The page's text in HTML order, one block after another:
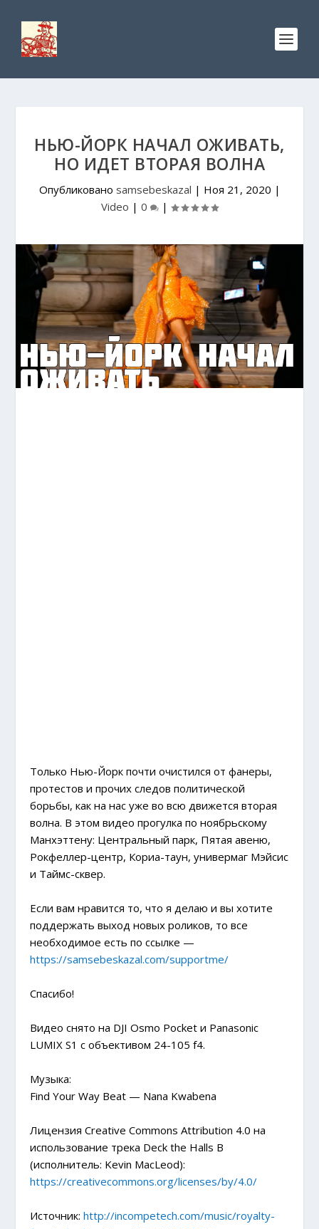
НЬЮ-ЙОРК НАЧАЛ ОЖИВАТЬ,
НО ИДЕТ ВТОРАЯ ВОЛНА
Опубликовано samsebeskazal | Ноя 21, 2020 |
Video | 0 |
Только Нью-Йорк почти очистился от фанеры,
протестов и прочих следов политической
борьбы, как на нас уже во всю движется вторая
волна. В этом видео прогулка по ноябрьскому
Манхэттену: Центральный парк, Пятая авеню,
Рокфеллер-центр, Кориа-таун, универмаг Мэйсис
и Таймс-сквер.
Если вам нравится то, что я делаю и вы хотите
поддержать выход новых роликов, то все
необходимое есть по ссылке —
https://samsebeskazal.com/supportme/
Спасибо!
Видео снято на DJI Osmo Pocket и Panasonic
LUMIX S1 с объективом 24-105 f4.
Музыка:
Find Your Way Beat — Nana Kwabena
Лицензия Creative Commons Attribution 4.0 на
использование трека Deck the Halls B
(исполнитель: Kevin MacLeod):
https://creativecommons.org/licenses/by/4.0/
Источник:http://incompetech.com/music/royalty-